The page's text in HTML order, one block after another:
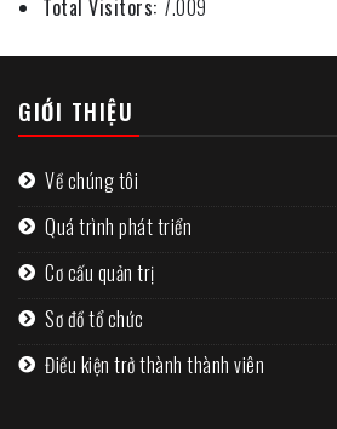
Total Visitors: 7.009
GIỚI THIỆU
Về chúng tôi
Quá trình phát triển
Cơ cấu quản trị
Sơ đồ tổ chức
Điều kiện trở thành thành viên